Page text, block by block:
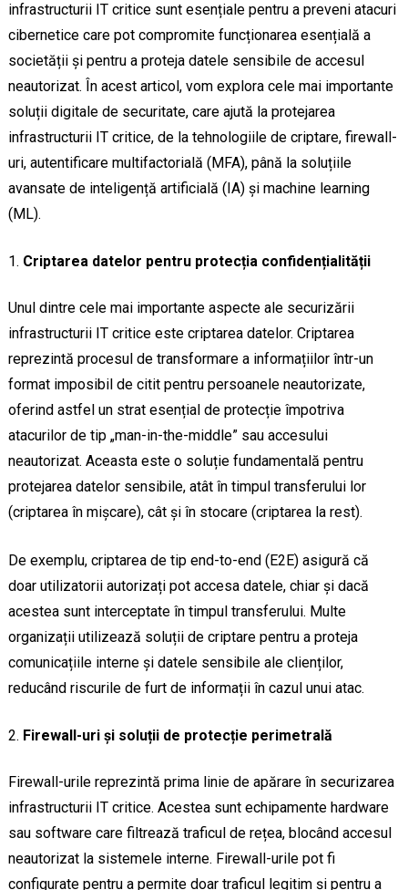
infrastructurii IT critice sunt esențiale pentru a preveni atacuri
cibernetice care pot compromite funcționarea esențială a
societății și pentru a proteja datele sensibile de accesul
neautorizat. În acest articol, vom explora cele mai importante
soluții digitale de securitate, care ajută la protejarea
infrastructurii IT critice, de la tehnologiile de criptare, firewall-
uri, autentificare multifactorială (MFA), până la soluțiile
avansate de inteligență artificială (IA) și machine learning
(ML).
Criptarea datelor pentru protecția confidențialității
Unul dintre cele mai importante aspecte ale securizării
infrastructurii IT critice este criptarea datelor. Criptarea
reprezintă procesul de transformare a informațiilor într-un
format imposibil de citit pentru persoanele neautorizate,
oferind astfel un strat esențial de protecție împotriva
atacurilor de tip „man-in-the-middle” sau accesului
neautorizat. Aceasta este o soluție fundamentală pentru
protejarea datelor sensibile, atât în timpul transferului lor
(criptarea în mișcare), cât și în stocare (criptarea la rest).
De exemplu, criptarea de tip end-to-end (E2E) asigură că
doar utilizatorii autorizați pot accesa datele, chiar și dacă
acestea sunt interceptate în timpul transferului. Multe
organizații utilizează soluții de criptare pentru a proteja
comunicațiile interne și datele sensibile ale clienților,
reducând riscurile de furt de informații în cazul unui atac.
Firewall-uri și soluții de protecție perimetrală
Firewall-urile reprezintă prima linie de apărare în securizarea
infrastructurii IT critice. Acestea sunt echipamente hardware
sau software care filtrează traficul de rețea, blocând accesul
neautorizat la sistemele interne. Firewall-urile pot fi
configurate pentru a permite doar traficul legitim și pentru a